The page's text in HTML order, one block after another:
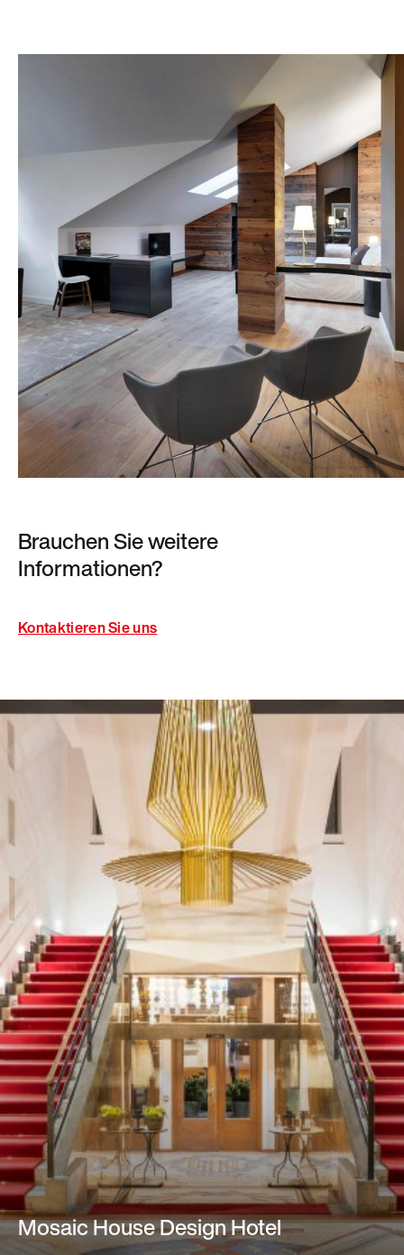
Brauchen Sie weitere
Informationen?
Kontaktieren Sie uns
Mosaic House Design Hotel